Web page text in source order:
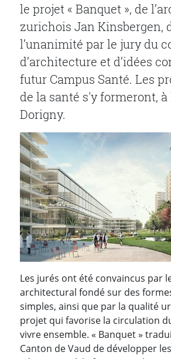
le projet « Banquet », de
zurichois Jan Kinsbergen,
l’unanimité par le jury du
d’architecture et d’idées
futur Campus Santé. Les
de la santé s'y formeront,
Dorigny.
Les jurés ont été convaincus par
architectural fondé sur des
simples, ainsi que par la qualité
projet qui favorise la circulation
vivre ensemble. « Banquet »
Canton de Vaud de développer